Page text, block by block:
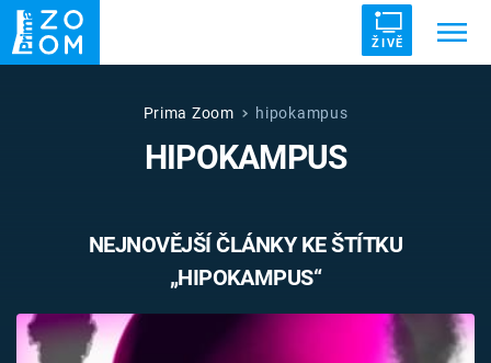
ŽIVĚ
UFO DRUHÁ SVĚTOVÁ VÁLKA
VETŘELCI DÁVNOVĚKU
Témata
Prima Zoom hipokampus
HIPOKAMPUS
NEJNOVĚJŠÍ ČLÁNKY KE ŠTÍTKU
„HIPOKAMPUS“